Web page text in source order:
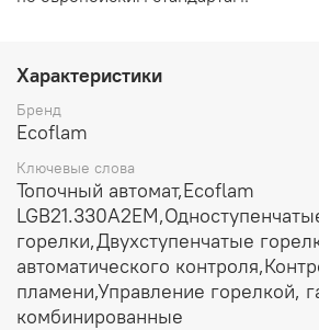
Характеристики
Бренд
Ecoflam
Ключевые слова
Топочный автомат,Ecoflam
горелки,Двухступенчатые
автоматического
пламени,Управление горелкой,
комбинированные